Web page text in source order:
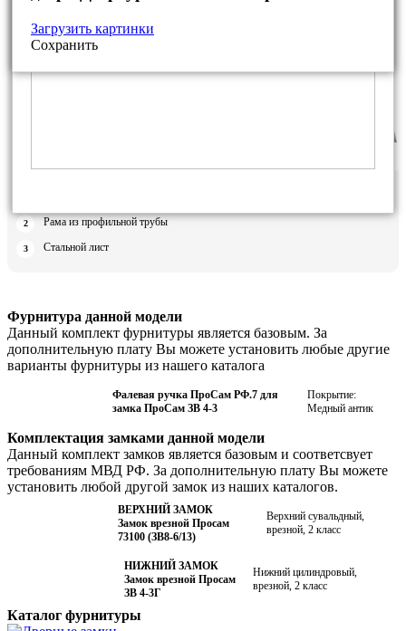
Рама из профильной трубы
Стальной лист
Фурнитура данной модели
Данный комплект фурнитуры является базовым. За
дополнительную плату Вы можете установить любые другие
варианты фурнитуры из нашего каталога
Фалевая ручка ПроСам РФ.7 для
замка ПроСам ЗВ 4-3
Покрытие:
Медный антик
Комплектация замками данной модели
Данный комплект замков является базовым и соответсвует
требованиям МВД РФ. За дополнительную плату Вы можете
установить любой другой замок из наших каталогов.
ВЕРХНИЙ ЗАМОК
Замок врезной Просам
73100 (ЗВ8-6/13)
Верхний сувальдный,
врезной, 2 класс
НИЖНИЙ ЗАМОК
Замок врезной Просам
ЗВ 4-3Г
Нижний цилиндровый,
врезной, 2 класс
Каталог фурнитуры
Загрузить картинки
Сохранить